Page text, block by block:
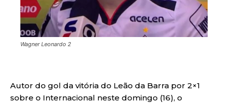
Wagner Leonardo 2
Autor do gol da vitória do Leão da Barra por 2×1
sobre o Internacional neste domingo (16), o